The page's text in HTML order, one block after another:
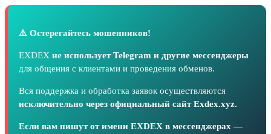
⚠️ Остерегайтесь мошенников!
EXDEX не использует Telegram и другие мессенджеры
для общения с клиентами и проведения обменов.
Вся поддержка и обработка заявок осуществляются
исключительно через официальный сайт Exdex.xyz.
Если вам пишут от имени EXDEX в мессенджерах —